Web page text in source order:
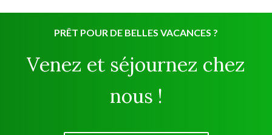
PRÊT POUR DE BELLES VACANCES ?
Venez et séjournez chez
nous !